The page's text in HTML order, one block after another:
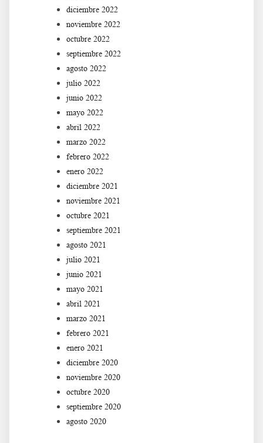
diciembre 2022
noviembre 2022
octubre 2022
septiembre 2022
agosto 2022
julio 2022
junio 2022
mayo 2022
abril 2022
marzo 2022
febrero 2022
enero 2022
diciembre 2021
noviembre 2021
octubre 2021
septiembre 2021
agosto 2021
julio 2021
junio 2021
mayo 2021
abril 2021
marzo 2021
febrero 2021
enero 2021
diciembre 2020
noviembre 2020
octubre 2020
septiembre 2020
agosto 2020